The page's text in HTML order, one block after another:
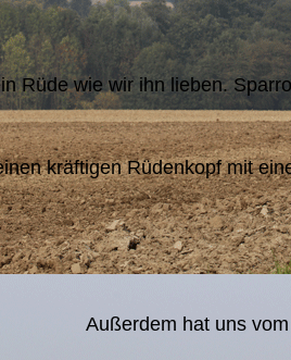
Rüde wie wir ihn lieben.
kräftigen Rüdenkopf mit
Außerdem hat uns